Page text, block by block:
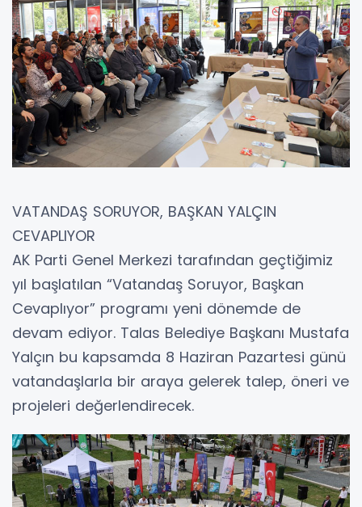
VATANDAŞ SORUYOR, BAŞKAN YALÇIN
CEVAPLIYOR
AK Parti Genel Merkezi tarafından geçtiğimiz
yıl başlatılan “Vatandaş Soruyor, Başkan
Cevaplıyor” programı yeni dönemde de
devam ediyor. Talas Belediye Başkanı Mustafa
Yalçın bu kapsamda 8 Haziran Pazartesi günü
vatandaşlarla bir araya gelerek talep, öneri ve
projeleri değerlendirecek.